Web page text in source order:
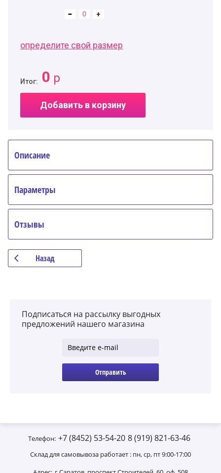
определите свой размер
Итог: 0 р
Добавить в корзину
Описание
Параметры
Отзывы
Назад
Подписаться на рассылку выгодных
предложений нашего магазина
Отправить
Телефон: +7 (8452) 53-54-20 8 (919) 821-63-46
Склад для самовывоза работает : пн, ср, пт 9:00-17:00